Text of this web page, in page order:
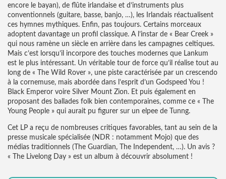
encore le bayan), de flûte irlandaise et d’instruments plus
conventionnels (guitare, basse, banjo, …), les Irlandais réactualisent
ces hymnes mythiques. Enfin, pas toujours. Certains morceaux
adoptent davantage un profil classique. A l’instar de « Bear Creek »
qui nous ramène un siècle en arrière dans les campagnes celtiques.
Mais c’est lorsqu’il incorpore des touches modernes que Lankum
est le plus intéressant. Un véritable tour de force qu’il réalise tout au
long de « The Wild Rover », une piste caractérisée par un crescendo
à la cornemuse, mais abordée dans l’esprit d’un Godspeed You !
Black Emperor voire Silver Mount Zion. Et puis également en
proposant des ballades folk bien contemporaines, comme ce « The
Young People » qui aurait pu figurer sur un elpee de Tunng.
Cet LP a reçu de nombreuses critiques favorables, tant au sein de la
presse musicale spécialisée (NDR : notamment Mojo) que des
médias traditionnels (The Guardian, The Independent, …). Un avis ?
« The Livelong Day » est un album à découvrir absolument !